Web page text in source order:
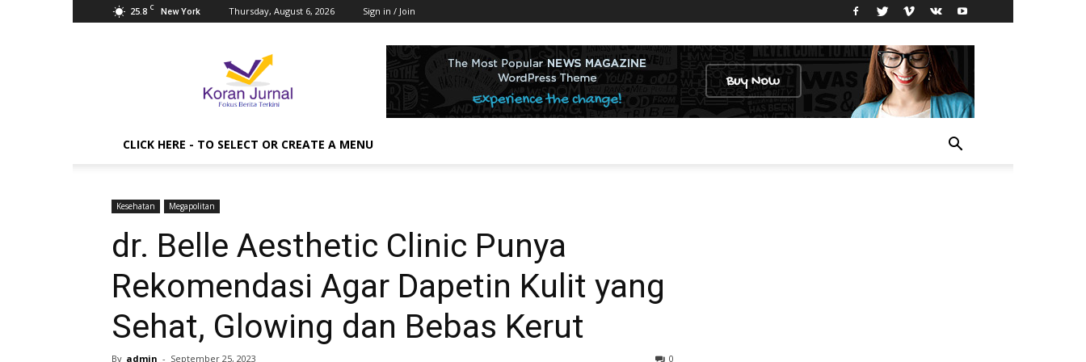
25.8 C New York Thursday, August 6, 2026 Sign in / Join
CLICK HERE - TO SELECT OR CREATE A MENU
Kesehatan Megapolitan
dr. Belle Aesthetic Clinic Punya
Rekomendasi Agar Dapetin Kulit yang
Sehat, Glowing dan Bebas Kerut
By admin - September 25, 2023 0